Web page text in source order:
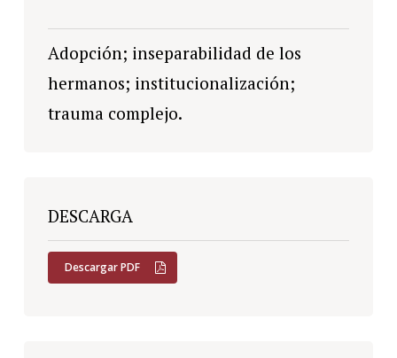
Adopción; inseparabilidad de los
hermanos; institucionalización;
trauma complejo.
DESCARGA
Descargar PDF